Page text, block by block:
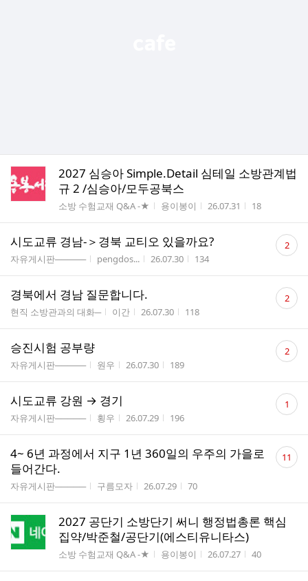
2027 심승아 Simple.Detail 심테일 소방관계법
규 2 /심승아/모두공북스
게시판명
소방 수험교재 Q&A -★ 작성자
용이봉이 작성시간
26.07.31 조회수
18
시도교류 경남-＞경북 교티오 있을까요?
게시판명
자유게시판───── 작성자
pengdos... 작성시간
26.07.30 조회수
134
댓
글 2
경북에서 경남 질문합니다.
게시판명
현직 소방관과의 대화─ 작성자
이간 작성시간
26.07.30 조회수
118
댓
글 2
승진시험 공부량
게시판명
자유게시판───── 작성자
원우 작성시간
26.07.30 조회수
189
댓
글 2
시도교류 강원 → 경기
게시판명
자유게시판───── 작성자
횡우 작성시간
26.07.29 조회수
196
댓
글 1
4~ 6년 과정에서 지구 1년 360일의 우주의 가을로
들어간다.
게시판명
자유게시판───── 작성자
구름모자 작성시간
26.07.29 조회수
70
댓
글11
2027 공단기 소방단기 써니 행정법총론 핵심
집약/박준철/공단기(에스티유니타스)
게시판명
소방 수험교재 Q&A -★ 작성자
용이봉이 작성시간
26.07.27 조회수
40